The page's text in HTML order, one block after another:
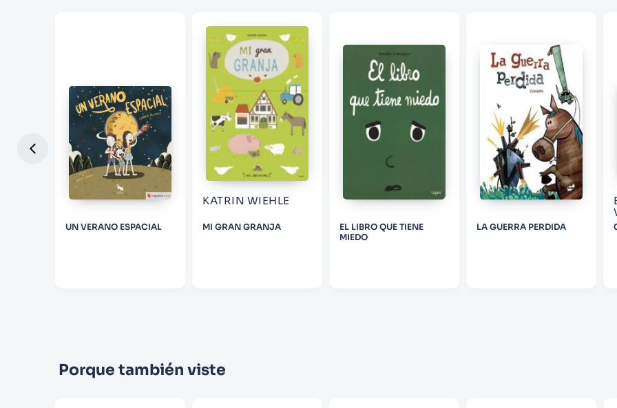
Escribir comentario
ENVIAR COMENTARIO
UN VERANO ESPACIAL
KATRIN WIEHLE
MI GRAN GRANJA
EL LIBRO QUE TIENE
MIEDO
LA GUERRA PERDIDA
Porque también viste